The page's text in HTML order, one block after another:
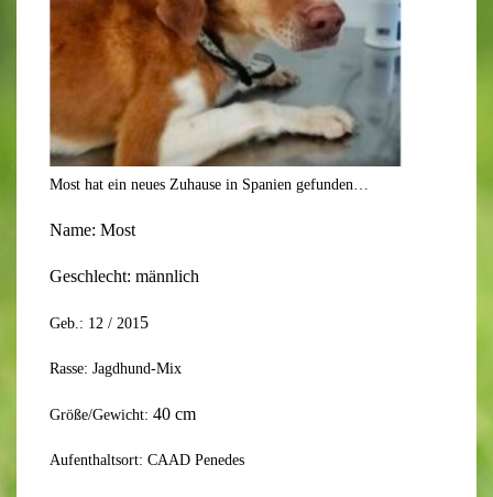
Most hat ein neues Zuhause in Spanien gefunden…
Name: Most
Geschlecht: männlich
Geb.: 12 / 2015
Rasse: Jagdhund-Mix
Größe/Gewicht: 40 cm
Aufenthaltsort: CAAD Penedes